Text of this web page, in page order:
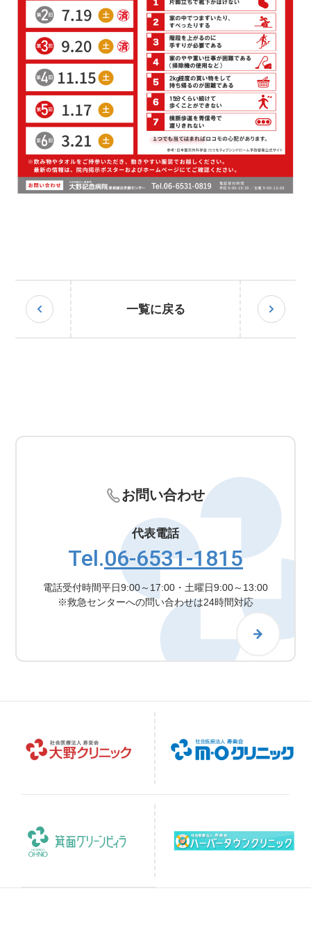
一覧に戻る
お問い合わせ
代表電話
Tel.06-6531-1815
電話受付時間平日9:00～17:00・土曜日9:00～13:00
※救急センターへの問い合わせは24時間対応